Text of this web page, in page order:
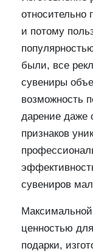
относительно
и потому
были, все
сувениры
возможность
дарение даже
признаков
сувениров
ценностью
подарки,